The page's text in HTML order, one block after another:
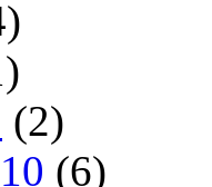
(2)
(6)